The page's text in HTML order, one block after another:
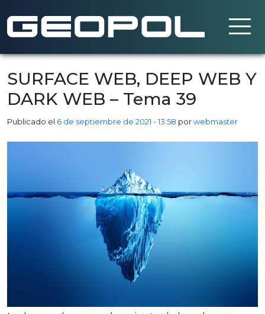
Saltar al contenido principal
SURFACE WEB, DEEP WEB Y
DARK WEB – Tema 39
Publicado el 6 de septiembre de 2021 - 13:58 porwebmaster